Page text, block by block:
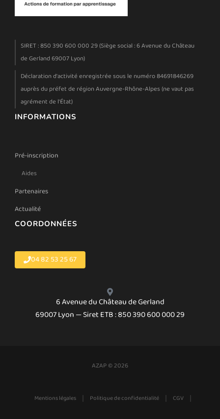
SIRET : 850 390 600 000 29 (Siège social : 6 Avenue du Château
de Gerland 69007 Lyon)
Déclaration d'activité enregistrée sous le numéro 84691846269
auprès du préfet de région Auvergne-Rhône-Alpes (ne vaut pas
agrément de l'État)
INFORMATIONS
Pré-inscription
Aides
Partenaires
Actualité
COORDONNÉES
04 82 53 25 67
6 Avenue du Château de Gerland
69007 Lyon — Siret ETB : 850 390 600 000 29
AZAP © 2026
Mentions légales | Politique de confidentialité | CGV |